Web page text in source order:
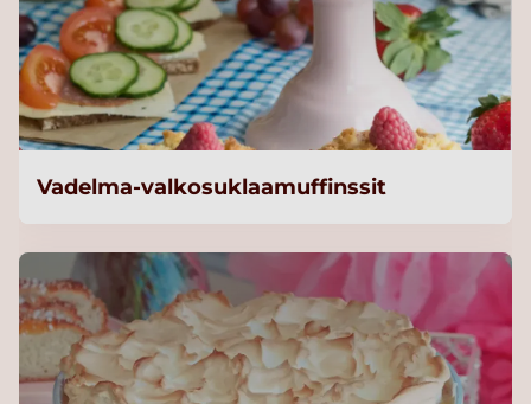
Vadelma-valkosuklaamuffinssit